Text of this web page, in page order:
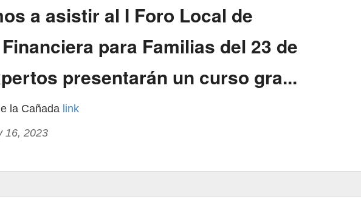
a asistir al I Foro Local de
para Familias del 23 de
presentarán un curso gra...
la Cañada link
16, 2023